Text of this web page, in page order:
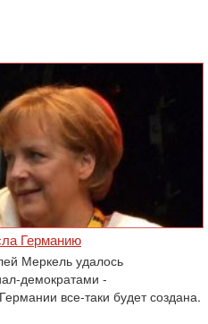
Германию
Меркель удалось
демократами -
все-таки будет создана.